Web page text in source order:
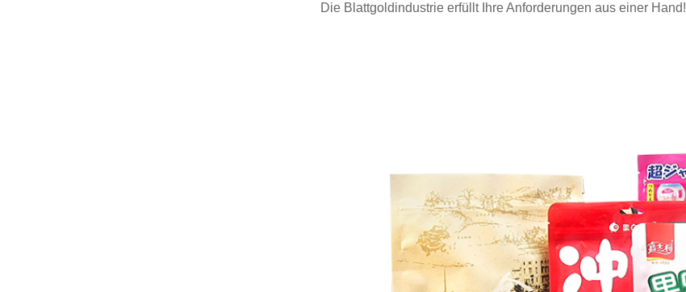
Die Blattgoldindustrie erfüllt Ihre Anforderungen aus einer Hand!